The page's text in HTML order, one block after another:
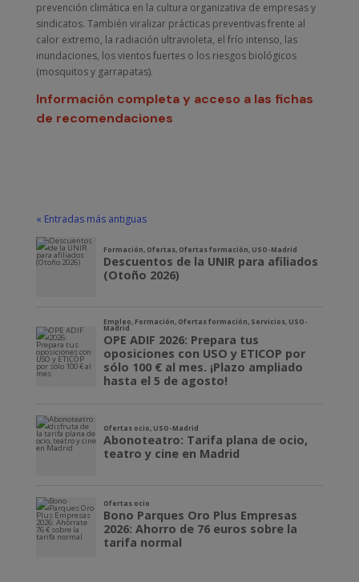
prevención climática en la cultura organizativa de empresas y
sindicatos. También viralizar prácticas preventivas frente al
calor extremo, la radiación ultravioleta, el frío intenso, las
inundaciones, los vientos fuertes o los riesgos biológicos
(mosquitos y garrapatas).
Información completa y acceso a las fichas
de recomendaciones
« Entradas más antiguas